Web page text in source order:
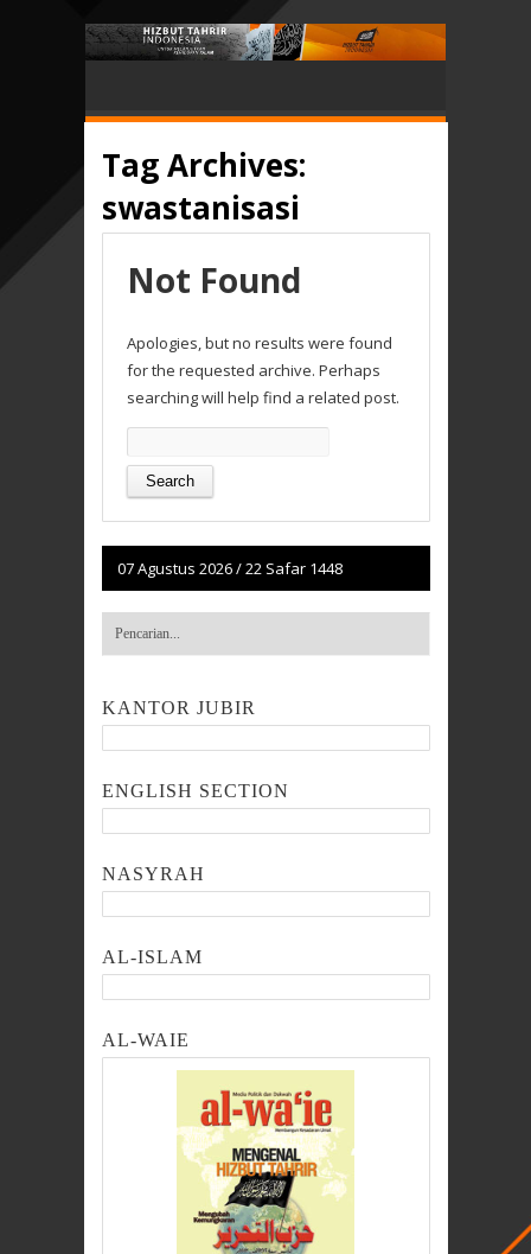
Tag Archives:
swastanisasi
Not Found
Apologies, but no results were found
for the requested archive. Perhaps
searching will help find a related post.
for:
07 Agustus 2026/22 Safar 1448
KANTOR JUBIR
ENGLISH SECTION
NASYRAH
AL-ISLAM
AL-WAIE